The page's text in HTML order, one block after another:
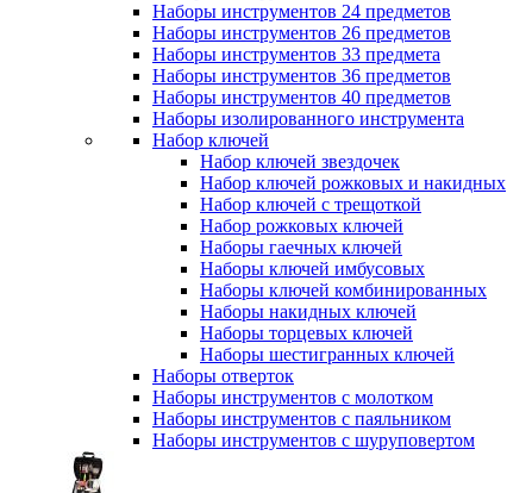
Наборы инструментов 24 предметов
Наборы инструментов 26 предметов
Наборы инструментов 33 предмета
Наборы инструментов 36 предметов
Наборы инструментов 40 предметов
Наборы изолированного инструмента
Набор ключей
Набор ключей звездочек
Набор ключей рожковых и накидных
Набор ключей с трещоткой
Набор рожковых ключей
Наборы гаечных ключей
Наборы ключей имбусовых
Наборы ключей комбинированных
Наборы накидных ключей
Наборы торцевых ключей
Наборы шестигранных ключей
Наборы отверток
Наборы инструментов с молотком
Наборы инструментов с паяльником
Наборы инструментов с шуруповертом